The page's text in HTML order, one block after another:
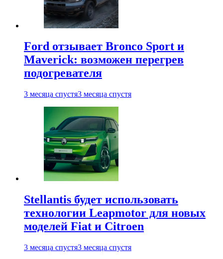
Ford отзывает Bronco Sport и
Maverick: возможен перегрев
подогревателя
3 месяца спустя3 месяца спустя
Stellantis будет использовать
технологии Leapmotor для новых
моделей Fiat и Citroen
3 месяца спустя3 месяца спустя